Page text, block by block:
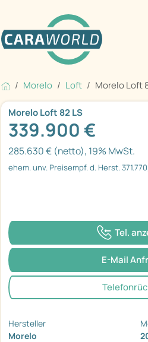
Morelo Loft Morelo Loft
Morelo Loft 82 LS
339.900 €
285.630 € (netto), 19% MwSt.
ehem. unv. Preisempf. d. Herst.
Tel.
E-Mail
Hersteller
Morelo